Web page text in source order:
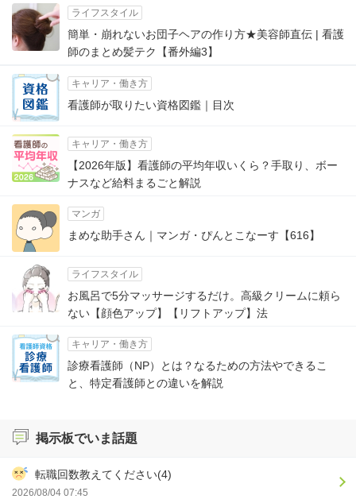
ライフスタイル
簡単・崩れないお団子ヘアの作り方★美容師直伝 | 看護
師のまとめ髪テク【番外編3】
キャリア・働き方
看護師が取りたい資格図鑑｜目次
キャリア・働き方
【2026年版】看護師の平均年収いくら？手取り、ボー
ナスなど給料まるごと解説
マンガ
まめな助手さん｜マンガ・ぴんとこなーす【616】
ライフスタイル
お風呂で5分マッサージするだけ。高級クリームに頼ら
ない【顔色アップ】【リフトアップ】法
キャリア・働き方
診療看護師（NP）とは？なるための方法やできるこ
と、特定看護師との違いを解説
掲示板でいま話題
転職回数教えてください(4)
2026/08/04 07:45